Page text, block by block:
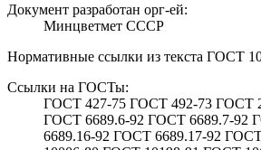
Документ разработан орг-ей:
Минцветмет СССР
Нормативные ссылки из текста ГОСТ
Ссылки на ГОСТы:
ГОСТ 427-75 ГОСТ 492-73 ГОСТ
ГОСТ 6689.6-92 ГОСТ 6689.7-92
6689.16-92 ГОСТ 6689.17-92